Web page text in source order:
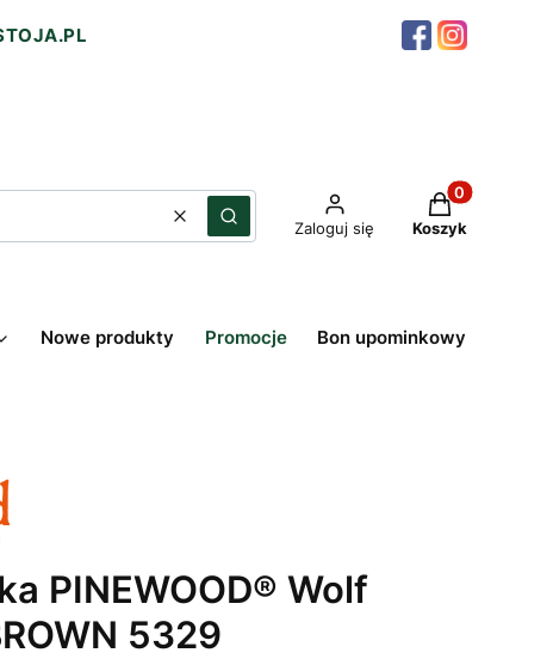
WyczyśćSzukaj Zaloguj się
Produkty w
Koszyk
Nowe produkty Promocje Bon upominkowy
PINEWOOD® Wolf
5329